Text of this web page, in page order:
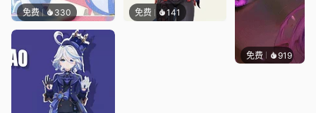
免费 330 免费 141
免费 919辰东